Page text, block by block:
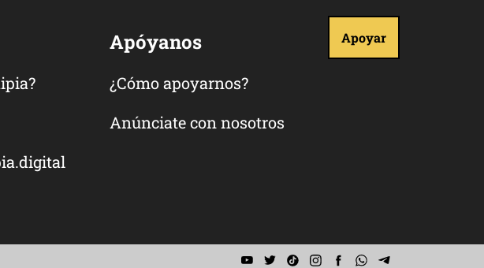
Apóyanos
¿Cómo apoyarnos?
Anúnciate con nosotros
Apoyar